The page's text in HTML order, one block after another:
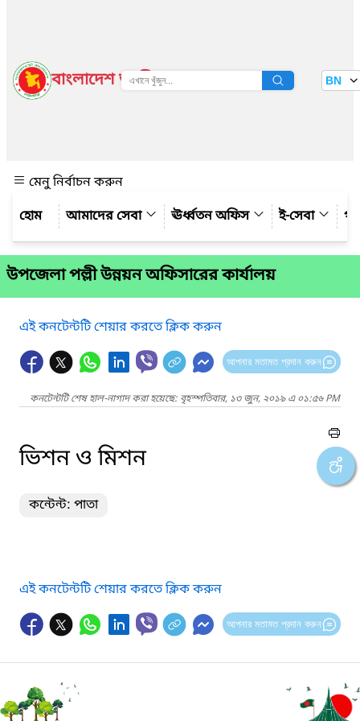
বাংলাদেশ জাতীয় তথ্য বাতায়ন BN
মেনু নির্বাচন করুন
আমাদের সেবা
ঊর্ধ্বতন অফিস ই-সেবা
উপজেলা পল্লী উন্নয়ন অফিসারের কার্যালয়
এই কনটেন্টটি শেয়ার করতে ক্লিক করুন
আপনার মতামত প্রদান করুন
কনটেন্টটি শেষ হাল-নাগাদ করা হয়েছে: বৃহস্পতিবার, ১৩ জুন, ২০১৯ এ ০১:৫৬ PM
ভিশন ও মিশন
কন্টেন্ট: পাতা
এই কনটেন্টটি শেয়ার করতে ক্লিক করুন
আপনার মতামত প্রদান করুন